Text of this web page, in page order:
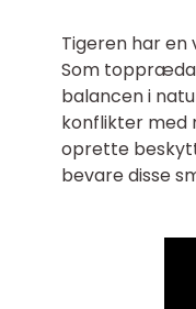
Tigeren har
Som
balancen i
konflikter med
oprette
bevare disse